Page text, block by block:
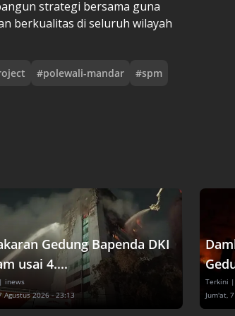
strategi bersama guna
berkualitas di seluruh wilayah
#polewali-mandar #spm
Gedung Bapenda DKI
usai 4....
| inews
Agustus 2026 - 23:13
Terkini
Jum'at,